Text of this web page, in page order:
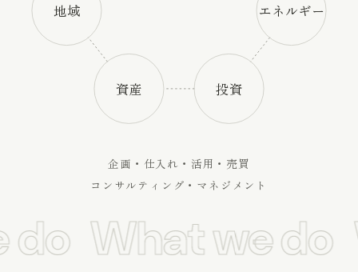
エネルギー
投資
資産
地域
企画・仕入れ・活用・売買
コンサルティング・マネジメント
What we do